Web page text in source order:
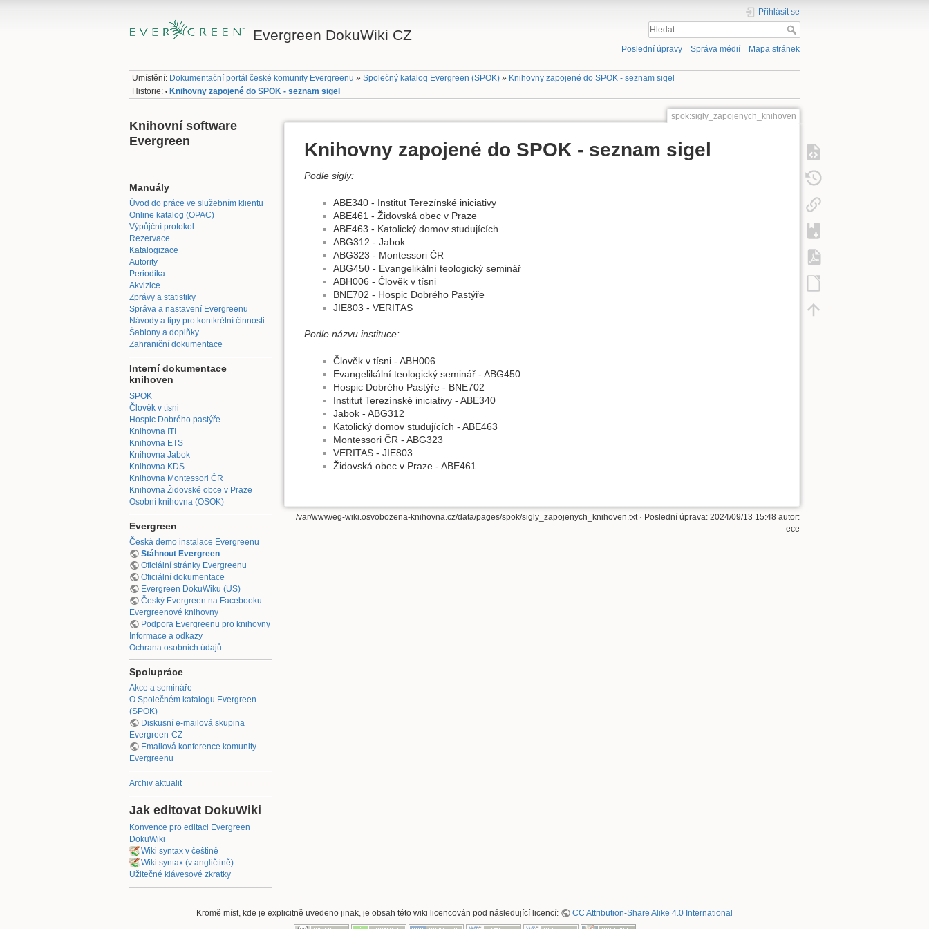
Evergreen DokuWiki CZ
Přihlásit se
Poslední úpravy Správa médií Mapa stránek
Umístění: Dokumentační portál české komunity Evergreenu »Společný katalog Evergreen (SPOK) » Knihovny zapojené do SPOK - seznam sigel
Historie: • Knihovny zapojené do SPOK - seznam sigel
Knihovní software
Evergreen
Manuály
Úvod do práce ve služebním klientu
Online katalog (OPAC)
Výpůjční protokol
Rezervace
Katalogizace
Autority
Periodika
Akvizice
Zprávy a statistiky
Správa a nastavení Evergreenu
Návody a tipy pro kontkrétní činnosti
Šablony a doplňky
Zahraniční dokumentace
Interní dokumentace
knihoven
SPOK
Člověk v tísni
Hospic Dobrého pastýře
Knihovna ITI
Knihovna ETS
Knihovna Jabok
Knihovna KDS
Knihovna Montessori ČR
Knihovna Židovské obce v Praze
Osobní knihovna (OSOK)
Evergreen
Česká demo instalace Evergreenu
Stáhnout Evergreen
Oficiální stránky Evergreenu
Oficiální dokumentace
Evergreen DokuWiku (US)
Český Evergreen na Facebooku
Evergreenové knihovny
Podpora Evergreenu pro knihovny
Informace a odkazy
Ochrana osobních údajů
Spolupráce
Akce a semináře
O Společném katalogu Evergreen
(SPOK)
Diskusní e-mailová skupina
Evergreen-CZ
Emailová konference komunity
Evergreenu
Archiv aktualit
Jak editovat DokuWiki
Konvence pro editaci Evergreen
DokuWiki
Wiki syntax v češtině
Wiki syntax (v angličtině)
Užitečné klávesové zkratky
spok:sigly_zapojenych_knihoven
Knihovny zapojené do SPOK - seznam sigel
Podle sigly:
ABE340 - Institut Terezínské iniciativy
ABE461 - Židovská obec v Praze
ABE463 - Katolický domov studujících
ABG312 - Jabok
ABG323 - Montessori ČR
ABG450 - Evangelikální teologický seminář
ABH006 - Člověk v tísni
BNE702 - Hospic Dobrého Pastýře
JIE803 - VERITAS
Podle názvu instituce:
Člověk v tísni - ABH006
Evangelikální teologický seminář - ABG450
Hospic Dobrého Pastýře - BNE702
Institut Terezínské iniciativy - ABE340
Jabok - ABG312
Katolický domov studujících - ABE463
Montessori ČR - ABG323
VERITAS - JIE803
Židovská obec v Praze - ABE461
/var/www/eg-wiki.osvobozena-knihovna.cz/data/pages/spok/sigly_zapojenych_knihoven.txt · Poslední úprava: 2024/09/13 15:48 autor:
ece
Kromě míst, kde je explicitně uvedeno jinak, je obsah této wiki licencován pod následující licencí: CC Attribution-Share Alike 4.0 International